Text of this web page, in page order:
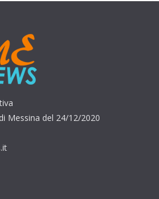
Messina del 24/12/2020